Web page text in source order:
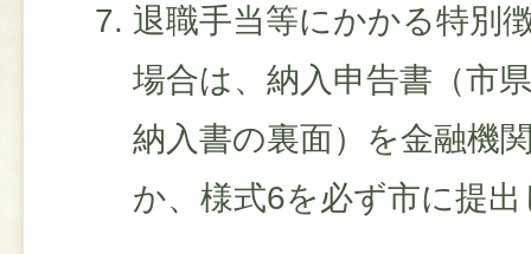
退職手当等にかかる特別
場合は、納入申告書（市
納入書の裏面）を金融機
か、様式6を必ず市に提